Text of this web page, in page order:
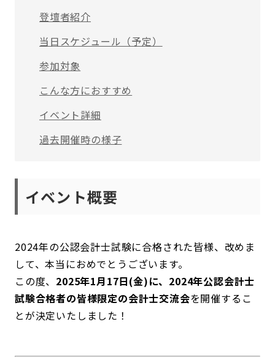
登壇者紹介
当日スケジュール（予定）
参加対象
こんな方におすすめ
イベント詳細
過去開催時の様子
イベント概要
2024年の公認会計士試験に合格された皆様、改めま
して、本当におめでとうございます。
この度、 2025年1月17日(金)に、2024年公認会計士
試験合格者の皆様限定の会計士交流会を開催するこ
とが決定いたしました！